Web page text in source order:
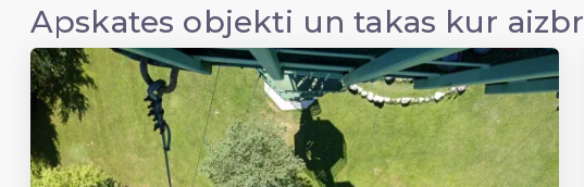
Apskates objekti un takas kur